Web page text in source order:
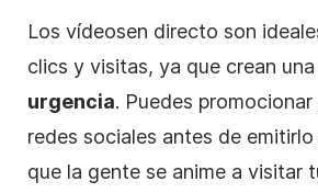
Los vídeosen directo son
clics y visitas, ya que crean una
urgencia. Puedes promocionar
redes sociales antes de
que la gente se anime a visitar